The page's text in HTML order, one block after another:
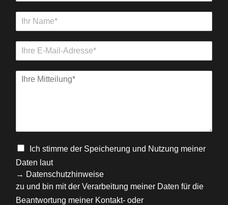
Ich stimme der Speicherung und Nutzung meiner
Daten laut
→ Datenschutzhinweise
zu und bin mit der Verarbeitung meiner Daten für die
Beantwortung meiner Kontakt- oder